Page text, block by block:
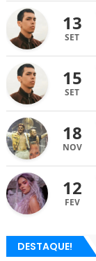
13
SET
15
SET
18
NOV
12
FEV
DESTAQUE!